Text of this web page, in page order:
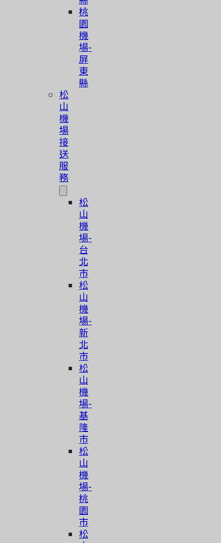
桃
園
機
場-
屏
東
縣
松
山
機
場
接
送
服
務
松
山
機
場-
台
北
市
松
山
機
場-
新
北
市
松
山
機
場-
基
隆
市
松
山
機
場-
桃
園
市
松